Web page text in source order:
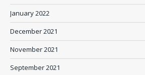
January 2022
December 2021
November 2021
September 2021